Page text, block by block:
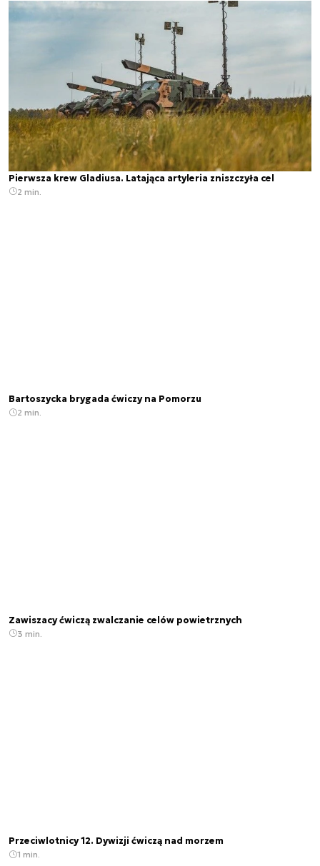
Pierwsza krew Gladiusa. Latająca artyleria zniszczyła cel
2 min.
Bartoszycka brygada ćwiczy na Pomorzu
2 min.
Zawiszacy ćwiczą zwalczanie celów powietrznych
3 min.
Przeciwlotnicy 12. Dywizji ćwiczą nad morzem
1 min.